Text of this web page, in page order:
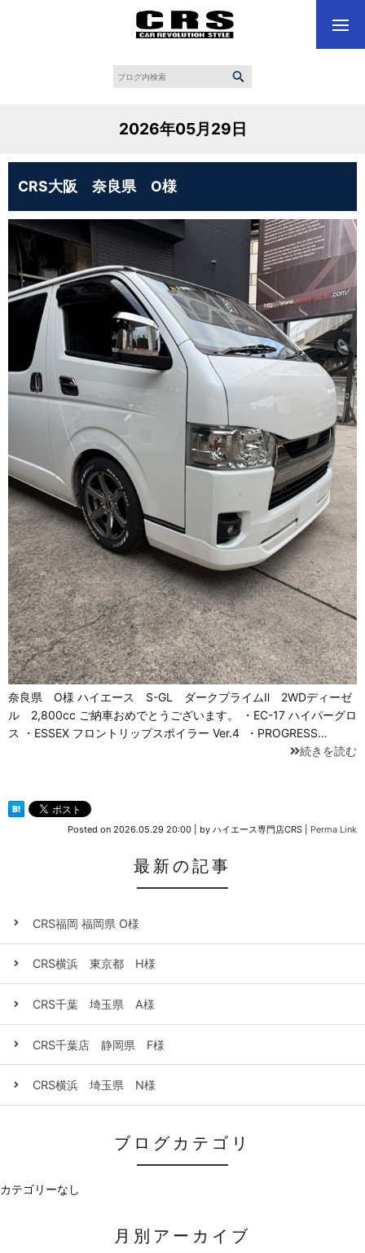
2026年05月29日
CRS大阪 奈良県 O様
奈良県 O様 ハイエース S-GL ダークプライムⅡ 2WDディーゼ
ル 2,800cc ご納車おめでとうございます。 ・EC-17 ハイパーグロ
ス ・ESSEX フロントリップスポイラー Ver.4 ・PROGRESS…
続きを読む
Posted on 2026.05.29 20:00 by ハイエース専門店CRS Perma Link
最新の記事
CRS福岡 福岡県 O様
CRS横浜 東京都 H様
CRS千葉 埼玉県 A様
CRS千葉店 静岡県 F様
CRS横浜 埼玉県 N様
ブログカテゴリ
カテゴリーなし
月別アーカイブ